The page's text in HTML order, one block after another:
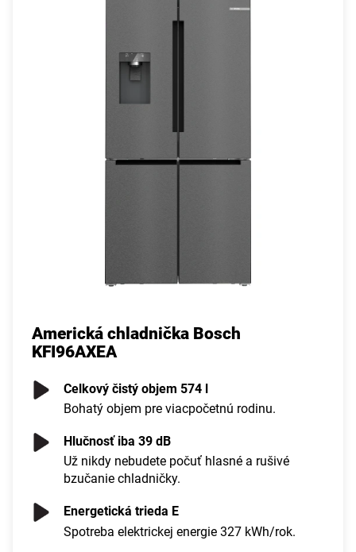
Americká chladnička Bosch
KFI96AXEA
Celkový čistý objem 574 l
Bohatý objem pre viacpočetnú rodinu.
Hlučnosť iba 39 dB
Už nikdy nebudete počuť hlasné a rušivé
bzučanie chladničky.
Energetická trieda E
Spotreba elektrickej energie 327 kWh/rok.